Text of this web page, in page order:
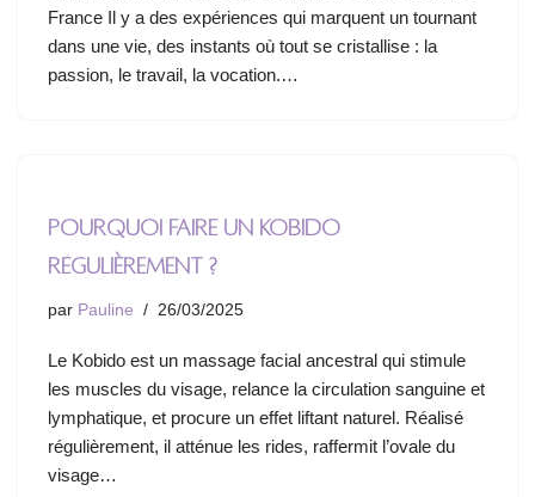
France Il y a des expériences qui marquent un tournant
dans une vie, des instants où tout se cristallise : la
passion, le travail, la vocation.…
Pourquoi faire un Kobido
régulièrement ?
par Pauline 26/03/2025
Le Kobido est un massage facial ancestral qui stimule
les muscles du visage, relance la circulation sanguine et
lymphatique, et procure un effet liftant naturel. Réalisé
régulièrement, il atténue les rides, raffermit l’ovale du
visage…